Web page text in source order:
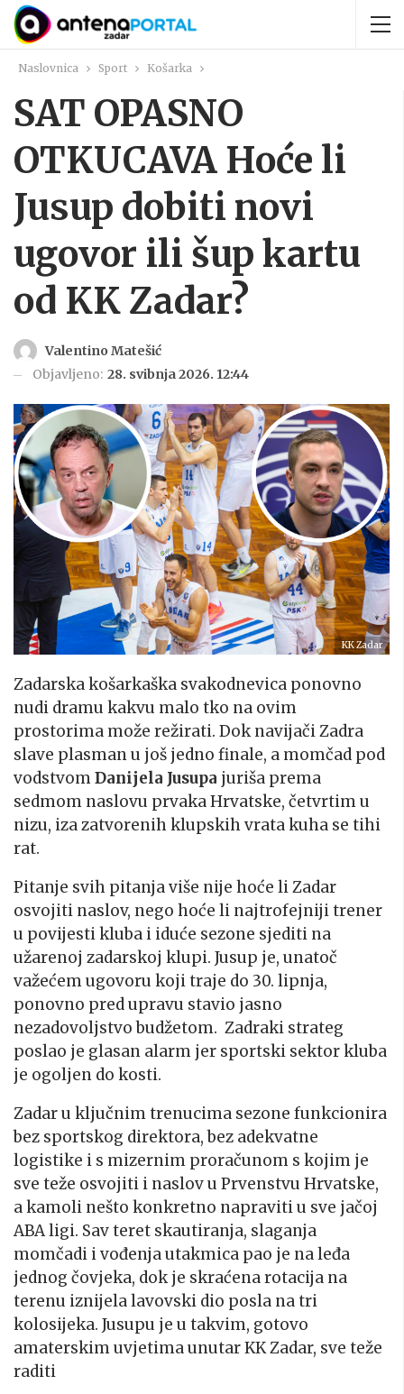
Naslovnica Sport Košarka
SAT OPASNO
OTKUCAVA Hoće li
Jusup dobiti novi
ugovor ili šup kartu
od KK Zadar?
Valentino Matešić
Objavljeno: 28. svibnja 2026. 12:44
KK Zadar
Zadarska košarkaška svakodnevica ponovno
nudi dramu kakvu malo tko na ovim
prostorima može režirati. Dok navijači Zadra
slave plasman u još jedno finale, a momčad pod
vodstvomDanijela Jusupa juriša prema
sedmom naslovu prvaka Hrvatske, četvrtim u
nizu, iza zatvorenih klupskih vrata kuha se tihi
rat.
Pitanje svih pitanja više nije hoće li Zadar
osvojiti naslov, nego hoće li najtrofejniji trener
u povijesti kluba i iduće sezone sjediti na
užarenoj zadarskoj klupi. Jusup je, unatoč
važećem ugovoru koji traje do 30. lipnja,
ponovno pred upravu stavio jasno
nezadovoljstvo budžetom. Zadraki strateg
poslao je glasan alarm jer sportski sektor kluba
je ogoljen do kosti.
Zadar u ključnim trenucima sezone funkcionira
bez sportskog direktora, bez adekvatne
logistike i s mizernim proračunom s kojim je
sve teže osvojiti i naslov u Prvenstvu Hrvatske,
a kamoli nešto konkretno napraviti u sve jačoj
ABA ligi. Sav teret skautiranja, slaganja
momčadi i vođenja utakmica pao je na leđa
jednog čovjeka, dok je skraćena rotacija na
terenu iznijela lavovski dio posla na tri
kolosijeka. Jusupu je u takvim, gotovo
amaterskim uvjetima unutar KK Zadar, sve teže
raditi